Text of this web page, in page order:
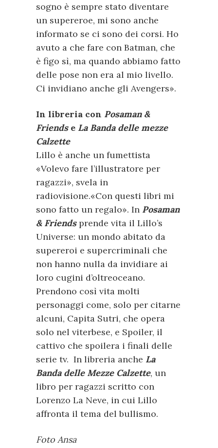
sogno è sempre stato diventare
un supereroe, mi sono anche
informato se ci sono dei corsi. Ho
avuto a che fare con Batman, che
è figo sì, ma quando abbiamo fatto
delle pose non era al mio livello.
Ci invidiano anche gli Avengers».
In libreria con Posaman &
Friendse La Banda delle mezze
Calzette
Lillo è anche un fumettista
«Volevo fare l’illustratore per
ragazzi», svela in
radiovisione.«Con questi libri mi
sono fatto un regalo». In Posaman
& Friendsprende vita il Lillo’s
Universe: un mondo abitato da
supereroi e supercriminali che
non hanno nulla da invidiare ai
loro cugini d’oltreoceano.
Prendono così vita molti
personaggi come, solo per citarne
alcuni, Capita Sutri, che opera
solo nel viterbese, e Spoiler, il
cattivo che spoilera i finali delle
serie tv. In libreria anche La
Banda delle Mezze Calzette, un
libro per ragazzi scritto con
Lorenzo La Neve, in cui Lillo
affronta il tema del bullismo.
Foto Ansa